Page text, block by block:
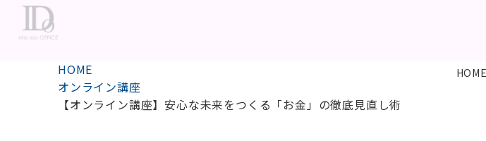
HOME
HOME
オンライン講座
【オンライン講座】安心な未来をつくる「お金」の徹底見直し術